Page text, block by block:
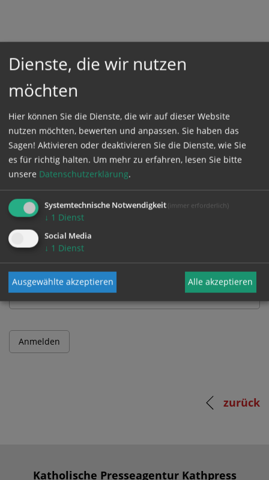
loggen Sie sich ein, oder bestellen Sie das
ProduktKathpress_online
GESCHÜTZTER BEREICH
Bitte melden Sie sich mit Ihrem Benutzernamen
Benutzername
Passwort
zurück
Katholische Presseagentur Kathpress
Dienste, die wir nutzen
möchten
Hier können Sie die Dienste, die wir auf dieser Website
nutzen möchten, bewerten und anpassen. Sie haben das
Sagen! Aktivieren oder deaktivieren Sie die Dienste, wie Sie
es für richtig halten. Um mehr zu erfahren, lesen Sie bitte
unsere Datenschutzerklärung.
Systemtechnische Notwendigkeit (immer erforderlich)
↓ 1 Dienst
Social Media
↓ 1 Dienst
Ausgewählte akzeptieren Alle akzeptieren